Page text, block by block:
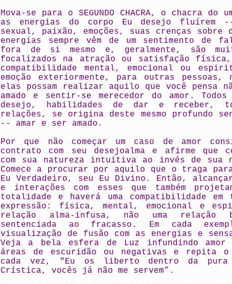
Mova-se para o SEGUNDO CHACRA, o chacra
as energias do corpo Eu desejo fluírem
sexual, paixão, emoções, suas crenças sobre
energias sempre vêm de um sentimento de
fora de si mesmo e, geralmente, são
focalizados na atração ou satisfação física,
compatibilidade mental, emocional ou
emoção exteriormente, para outras pessoas,
elas possam realizar aquilo que você pensa
amado e sentir-se merecedor do amor.
desejo, habilidades de dar e receber,
relações, se origina deste mesmo profundo
-- amar e ser amado.
Por que não começar um caso de amor
contrato com seu desejoalma e afirme que
com sua natureza intuitiva ao invés de sua
Comece a procurar por aquilo que o traga
Eu Verdadeiro, seu Eu Divino. Então,
e interações com esses que também
totalidade e haverá uma compatibilidade em
expressão: física, mental, emocional e
relação alma-infusa, não uma relação
sentenciada ao fracasso. Em cada
visualização de fusão com as energias e
Veja a bela esfera de Luz infundindo amor
áreas de escuridão ou negativas e repita o
cada vez, "Eu os liberto dentro da pura
Crística, vocês já não me servem”.